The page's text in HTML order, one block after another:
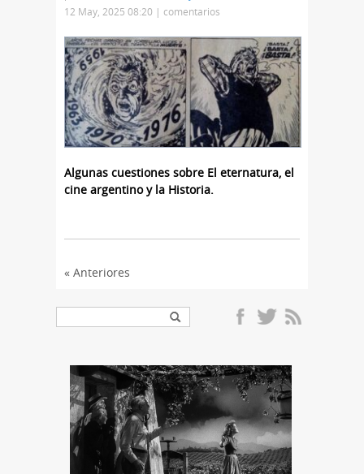
12 May, 2025 08:20 | comentarios
Algunas cuestiones sobre El eternatura, el
cine argentino y la Historia.
« Anteriores